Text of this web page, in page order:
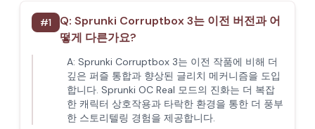
#1 Q: Sprunki Corruptbox 3는 이전 버전과 어
떻게 다른가요?
A: Sprunki Corruptbox 3는 이전 작품에 비해 더
깊은 퍼즐 통합과 향상된 글리치 메커니즘을 도입
합니다. Sprunki OC Real 모드의 진화는 더 복잡
한 캐릭터 상호작용과 타락한 환경을 통한 더 풍부
한 스토리텔링 경험을 제공합니다.